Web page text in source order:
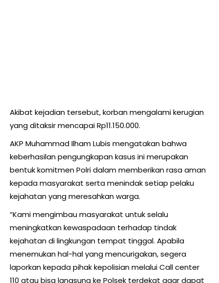
Akibat kejadian tersebut, korban mengalami kerugian
yang ditaksir mencapai Rp11.150.000.
AKP Muhammad Ilham Lubis mengatakan bahwa
keberhasilan pengungkapan kasus ini merupakan
bentuk komitmen Polri dalam memberikan rasa aman
kepada masyarakat serta menindak setiap pelaku
kejahatan yang meresahkan warga.
“Kami mengimbau masyarakat untuk selalu
meningkatkan kewaspadaan terhadap tindak
kejahatan di lingkungan tempat tinggal. Apabila
menemukan hal-hal yang mencurigakan, segera
laporkan kepada pihak kepolisian melalui Call center
110 atau bisa langsung ke Polsek terdekat agar dapat